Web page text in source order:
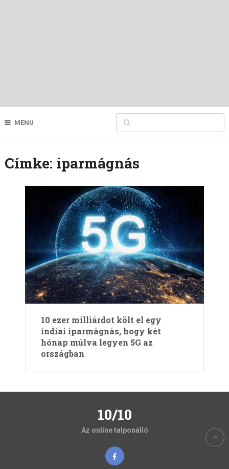
MENU
Címke: iparmágnás
10 ezer milliárdot költ el egy
indiai iparmágnás, hogy két
hónap múlva legyen 5G az
országban
10/10
Az online talponálló